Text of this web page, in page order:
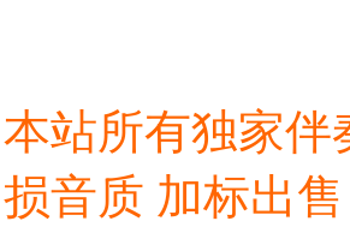
本站所有独家伴
损音质 加标出